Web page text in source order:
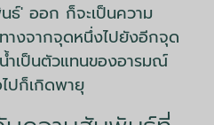
ธ์' ออก ก็จะเป็นความ
ทางจากจุดหนึ่งไปยังอีกจุด
ำเป็นตัวแทนของอารมณ์
ปก็เกิดพายุ